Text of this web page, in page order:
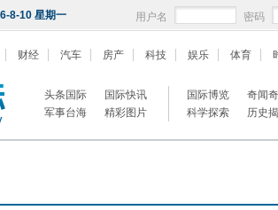
8-10 星期一 用户名 密码
财经 汽车 房产 科技 娱乐 体育
头条国际
国际快讯
军事台海
精彩图片
国际博览
奇闻
科学探索
历史